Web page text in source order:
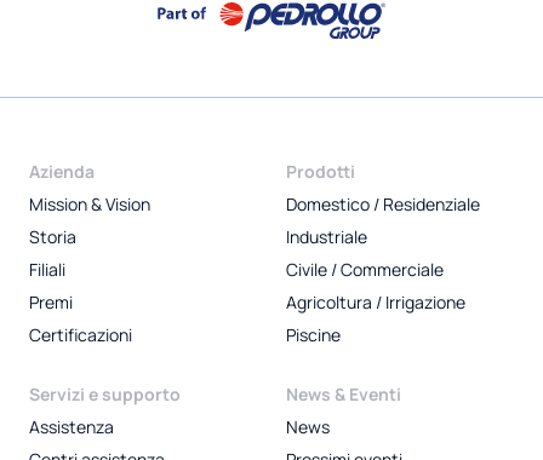
Azienda
Mission & Vision
Storia
Filiali
Premi
Certificazioni
Prodotti
Domestico / Residenziale
Industriale
Civile / Commerciale
Agricoltura / Irrigazione
Piscine
Servizi e supporto
Assistenza
News & Eventi
News